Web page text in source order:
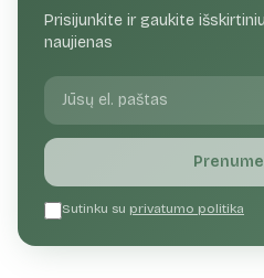
Prisijunkite ir gaukite
naujienas
Sutinku su privatumo politika